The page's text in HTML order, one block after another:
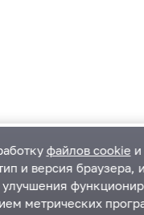
Московской
файлов cookie
и версия браузера,
метрических